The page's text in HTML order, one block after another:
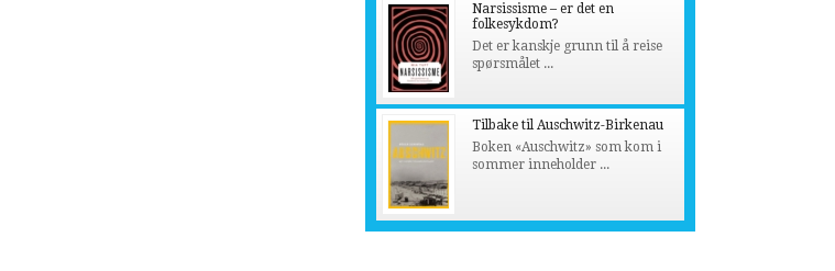
Narsissisme – er det en
folkesykdom?
Det er kanskje grunn til å reise
spørsmålet ...
Tilbake til Auschwitz-Birkenau
Boken «Auschwitz» som kom i
sommer inneholder ...